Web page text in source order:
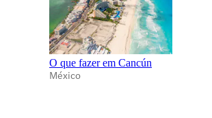
O que fazer em Cancún
México